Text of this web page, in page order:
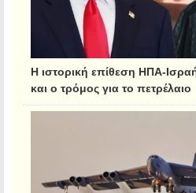
Η ιστορική επίθεση ΗΠΑ-
και ο τρόμος για το πετρέλαιο